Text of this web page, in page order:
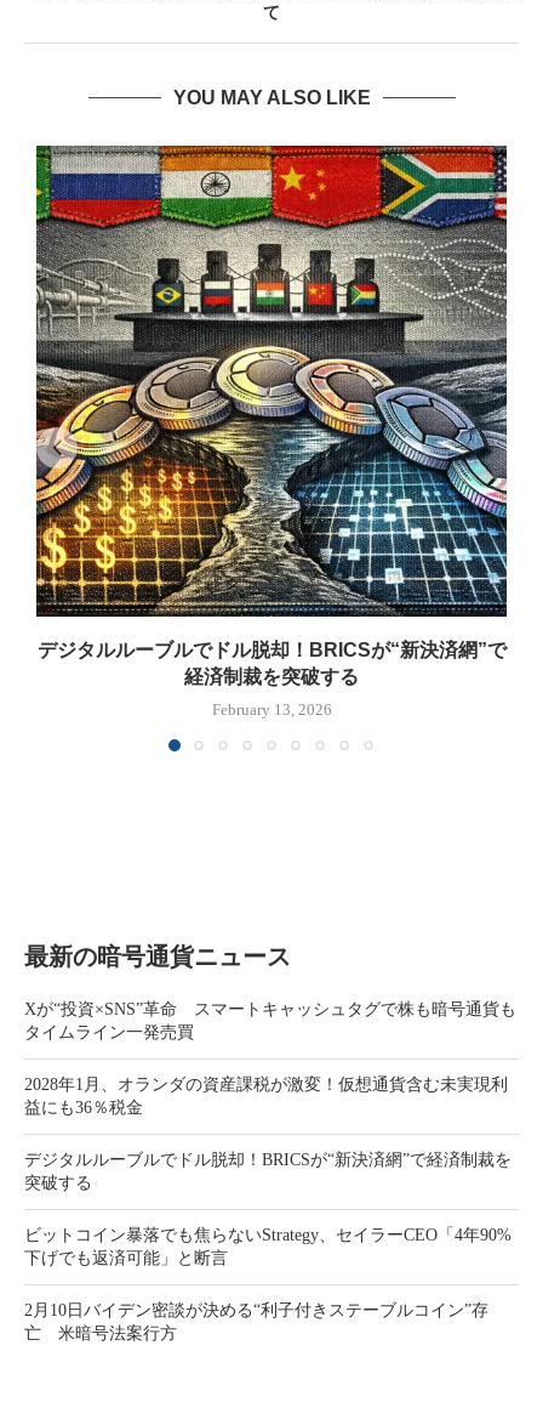
て
YOU MAY ALSO LIKE
デジタルルーブルでドル脱却！BRICSが“新決済網”で
経済制裁を突破する
February 13, 2026
最新の暗号通貨ニュース
Xが“投資×SNS”革命 スマートキャッシュタグで株も暗号通貨も
タイムライン一発売買
2028年1月、オランダの資産課税が激変！仮想通貨含む未実現利
益にも36％税金
デジタルルーブルでドル脱却！BRICSが“新決済網”で経済制裁を
突破する
ビットコイン暴落でも焦らないStrategy、セイラーCEO「4年90%
下げでも返済可能」と断言
2月10日バイデン密談が決める“利子付きステーブルコイン”存
亡 米暗号法案行方